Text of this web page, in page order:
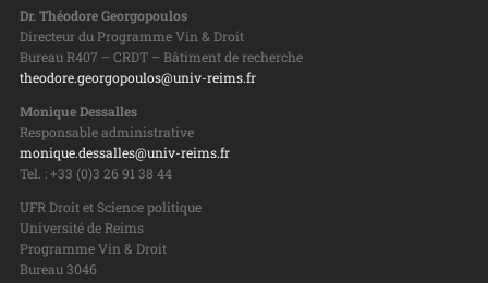
Dr. Théodore Georgopoulos
Directeur du Programme Vin & Droit
Bureau R407 – CRDT – Bâtiment de recherche
theodore.georgopoulos@univ-reims.fr
Monique Dessalles
Responsable administrative
monique.dessalles@univ-reims.fr
Tel. : +33 (0)3 26 91 38 44
UFR Droit et Science politique
Université de Reims
Programme Vin & Droit
Bureau 3046